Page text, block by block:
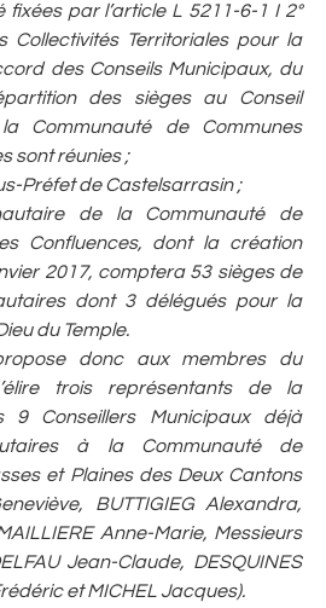
par l’article L 5211-6-1 I 2°
Collectivités Territoriales pour la
des Conseils Municipaux, du
des sièges au Conseil
Communauté de Communes
sont réunies ;
Préfet de Castelsarrasin ;
de la Communauté de
Confluences, dont la création
2017, comptera 53 sièges de
dont 3 délégués pour la
du Temple.
donc aux membres du
trois représentants de la
9 Conseillers Municipaux déjà
à la Communauté de
et Plaines des Deux Cantons
BUTTIGIEG Alexandra,
Anne-Marie, Messieurs
Jean-Claude, DESQUINES
et MICHEL Jacques).